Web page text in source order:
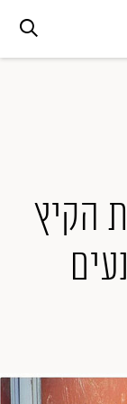
הקיץ